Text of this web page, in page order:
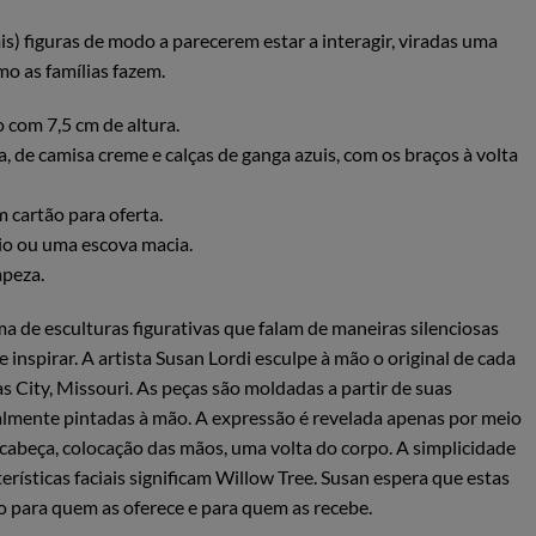
figuras de modo a parecerem estar a interagir, viradas uma
as famílias fazem.
com 7,5 cm de altura.
de camisa creme e calças de ganga azuis, com os braços à volta
cartão para oferta.
ou uma escova macia.
de esculturas figurativas que falam de maneiras silenciosas
inspirar. A artista Susan Lordi esculpe à mão o original de cada
City, Missouri. As peças são moldadas a partir de suas
pintadas à mão. A expressão é revelada apenas por meio
colocação das mãos, uma volta do corpo. A simplicidade
faciais significam Willow Tree. Susan espera que estas
quem as oferece e para quem as recebe.